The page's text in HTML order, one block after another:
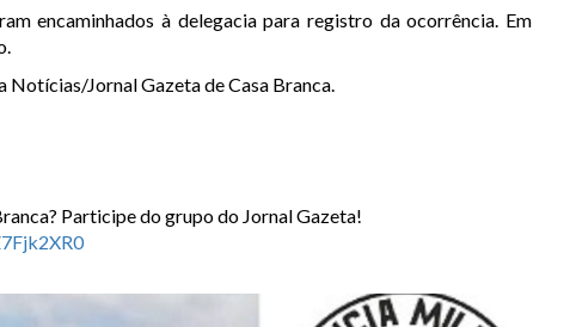
encaminhados à delegacia para registro da ocorrência. Em
Jornal Gazeta de Casa Branca.
Participe do grupo do Jornal Gazeta!